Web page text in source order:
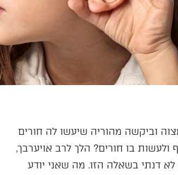
וביקשה מהוריה שיעשו לה חורים
ולעשות בו חורים? הלך לרב אויערבך,
דנתי בשאלה הזו. מה שאני יודע